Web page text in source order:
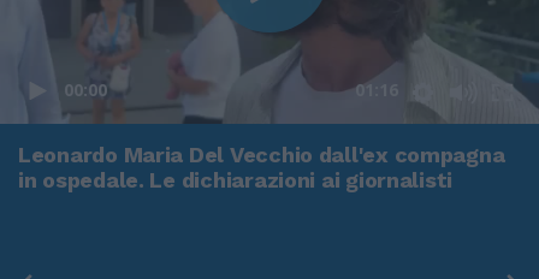
00:00 01:16
Leonardo Maria Del Vecchio dall'ex compagna
in ospedale. Le dichiarazioni ai giornalisti